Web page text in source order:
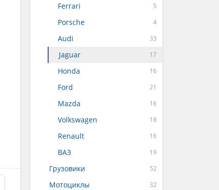
Ferrari
Porsche
Audi
Jaguar
Honda
Ford
Mazda
Volkswagen
Renault
ВАЗ
Грузовики
Мотоциклы